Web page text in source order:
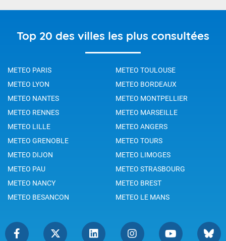
Top 20 des villes les plus consultées
METEO PARIS
METEO TOULOUSE
METEO LYON
METEO BORDEAUX
METEO NANTES
METEO MONTPELLIER
METEO RENNES
METEO MARSEILLE
METEO LILLE
METEO ANGERS
METEO GRENOBLE
METEO TOURS
METEO DIJON
METEO LIMOGES
METEO PAU
METEO STRASBOURG
METEO NANCY
METEO BREST
METEO BESANCON
METEO LE MANS